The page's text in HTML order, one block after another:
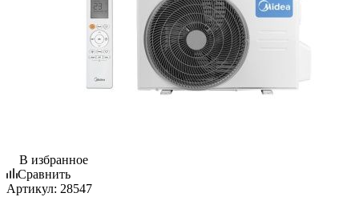
В избранное
Сравнить
Артикул: 28547